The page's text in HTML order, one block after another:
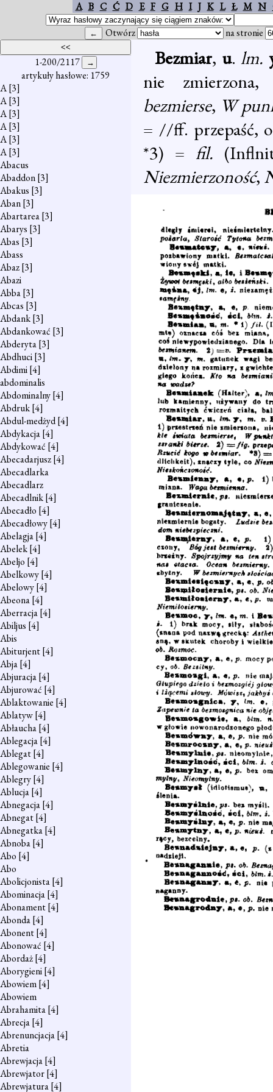
A B C Ć D E F G H I J K L Ł M N
Otwórz na stronie
1-200/2117
artykuły hasłowe: 1759
A[3]
A[3]
A[3]
A[3]
A[3]
A[3]
Abacus
Abaddon[3]
Abakus [3]
Aban[3]
Abartarea[3]
Abarys [3]
Abas [3]
Abass
Abaz[3]
Abazi
Abba[3]
Abcas [3]
Abdank[3]
Abdankować [3]
Abderyta[3]
Abdhuci[3]
Abdimi[4]
abdominalis
Abdominalny[4]
Abdruk[4]
Abdul-medżyd[4]
Abdykacja[4]
Abdykować [4]
Abecadarjusz[4]
Abecadlarka
Abecadlarz
Abecadlnik[4]
Abecadło [4]
Abecadłowy[4]
Abelagja[4]
Abelek[4]
Abeljo [4]
Abelkowy[4]
Abelowy[4]
Abeona[4]
Aberracja[4]
Abiljus [4]
Abis
Abiturjent[4]
Abja[4]
Abjuracja[4]
Abjurować [4]
Ablaktowanie [4]
Ablatyw[4]
Abłaucha[4]
Ablegacja[4]
Ablegat[4]
Ablegowanie [4]
Ablegry[4]
Ablucja[4]
Abnegacja[4]
Abnegat[4]
Abnegatka[4]
Abnoba[4]
Abo [4]
Abo
Abolicjonista[4]
Abominacja[4]
Abonament[4]
Abonda[4]
Abonent[4]
Abonować [4]
Abordaż[4]
Aborygieni[4]
Abowiem[4]
Abowiem
Abrahamita[4]
Abrecja[4]
Abrenuncjacja[4]
Abretia
Abrewjacja[4]
Abrewjator[4]
Abrewjatura[4]
Bezmiar, u.lm.
nie
bezmierse, W
= //ff. przepaść,
*3) = fil.
Niezmierzoność,